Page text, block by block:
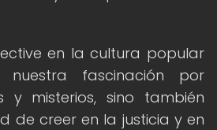
en la cultura popular
fascinación por
y misterios, sino también
de creer en la justicia y en